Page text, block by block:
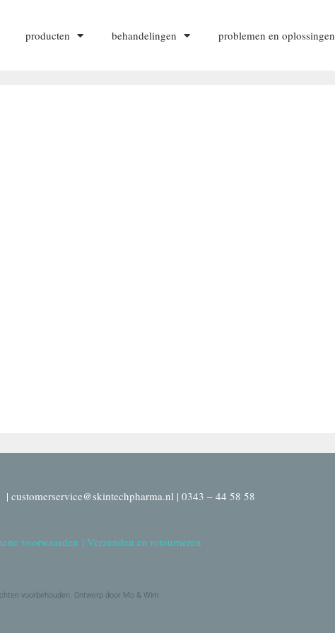
producten behandelingen problemen en oplossingen
customerservice@skintechpharma.nl | 0343 – 44 58 58
voorwaarden | Verzenden en retourneren
voorbehouden. Ontwerp door Mo & Wim